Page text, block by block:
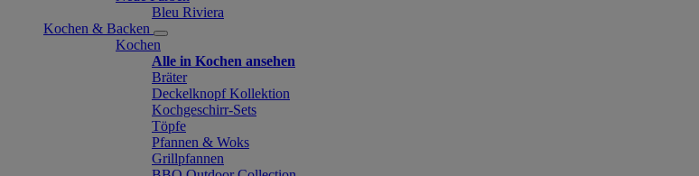
Bleu Riviera
Kochen & Backen
Kochen
Alle in Kochen ansehen
Bräter
Deckelknopf Kollektion
Kochgeschirr-Sets
Töpfe
Pfannen & Woks
Grillpfannen